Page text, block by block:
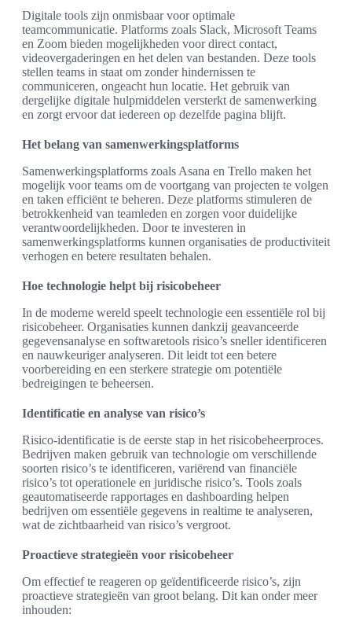
Digitale tools zijn onmisbaar voor optimale
teamcommunicatie. Platforms zoals Slack, Microsoft Teams
en Zoom bieden mogelijkheden voor direct contact,
videovergaderingen en het delen van bestanden. Deze tools
stellen teams in staat om zonder hindernissen te
communiceren, ongeacht hun locatie. Het gebruik van
dergelijke digitale hulpmiddelen versterkt de samenwerking
en zorgt ervoor dat iedereen op dezelfde pagina blijft.
Het belang van samenwerkingsplatforms
Samenwerkingsplatforms zoals Asana en Trello maken het
mogelijk voor teams om de voortgang van projecten te volgen
en taken efficiënt te beheren. Deze platforms stimuleren de
betrokkenheid van teamleden en zorgen voor duidelijke
verantwoordelijkheden. Door te investeren in
samenwerkingsplatforms kunnen organisaties de productiviteit
verhogen en betere resultaten behalen.
Hoe technologie helpt bij risicobeheer
In de moderne wereld speelt technologie een essentiële rol bij
risicobeheer. Organisaties kunnen dankzij geavanceerde
gegevensanalyse en softwaretools risico’s sneller identificeren
en nauwkeuriger analyseren. Dit leidt tot een betere
voorbereiding en een sterkere strategie om potentiële
bedreigingen te beheersen.
Identificatie en analyse van risico’s
Risico-identificatie is de eerste stap in het risicobeheerproces.
Bedrijven maken gebruik van technologie om verschillende
soorten risico’s te identificeren, variërend van financiële
risico’s tot operationele en juridische risico’s. Tools zoals
geautomatiseerde rapportages en dashboarding helpen
bedrijven om essentiële gegevens in realtime te analyseren,
wat de zichtbaarheid van risico’s vergroot.
Proactieve strategieën voor risicobeheer
Om effectief te reageren op geïdentificeerde risico’s, zijn
proactieve strategieën van groot belang. Dit kan onder meer
inhouden: